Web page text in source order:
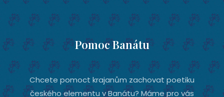
Pomoc Banátu
Chcete pomoct krajanům zachovat poetiku
českého elementu v Banátu? Máme pro vás